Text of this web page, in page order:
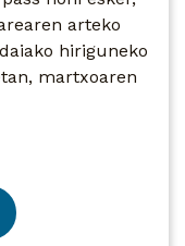
arteko
hiriguneko
martxoaren